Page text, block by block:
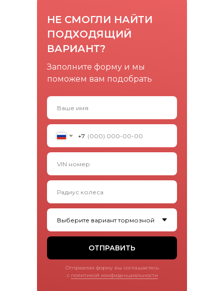
НЕ СМОГЛИ НАЙТИ
ПОДХОДЯЩИЙ
ВАРИАНТ?
Заполните форму и мы
поможем вам подобрать
+7
ОТПРАВИТЬ
Отправляя форму вы соглашаетесь
с политикой конфиденциальности